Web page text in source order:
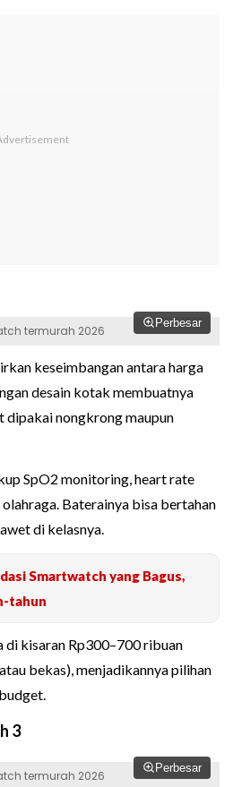
Perbesar
termurah 2026
keseimbangan antara harga
desain kotak membuatnya
nongkrong maupun
SpO2 monitoring, heart rate
Baterainya bisa bertahan
di kelasnya.
Smartwatch yang Bagus,
tahun
di kisaran Rp300–700 ribuan
bekas), menjadikannya pilihan
3
Perbesar
termurah 2026